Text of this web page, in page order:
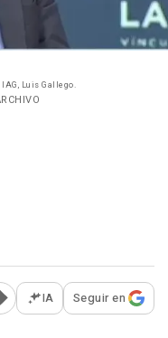
Luis Gallego.
opciones para
IA Seguir en